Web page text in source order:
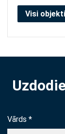
Visi objekti
Vārds *